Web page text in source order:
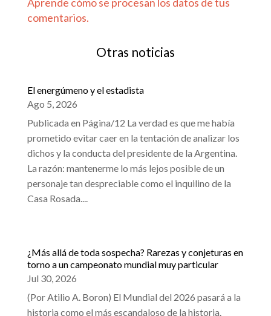
comentarios.
Otras noticias
El energúmeno y el estadista
Ago 5, 2026
Publicada en Página/12 La verdad es que me había
prometido evitar caer en la tentación de analizar los
dichos y la conducta del presidente de la Argentina.
La razón: mantenerme lo más lejos posible de un
personaje tan despreciable como el inquilino de la
Casa Rosada....
¿Más allá de toda sospecha? Rarezas y conjeturas en
torno a un campeonato mundial muy particular
Jul 30, 2026
(Por Atilio A. Boron) El Mundial del 2026 pasará a la
historia como el más escandaloso de la historia.